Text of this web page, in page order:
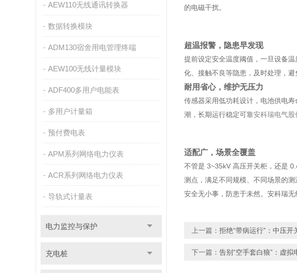
AEW110无线通讯转换器
数据转换模块
ADM130宿舍用电管理终端
AEW100无线计量模块
ADF400多用户电能表
多用户计量箱
预付费电表
APM系列网络电力仪表
ACR系列网络电力仪表
导轨式计量表
电力监控与保护
充电桩
的电磁干扰。
超温报警，隐患早发现
提前设定安全温度阈值，一旦设备
化、接触不良等隐患，及时处理，
耐用省心，维护无压力
传感器采用低功耗设计，电池供电
潮，长期运行稳定可靠安科瑞电气股
适配广，场景全覆盖
不管是 3~35kV 高压开关柜，还是
测点，满足不同规模、不同场景的
安全无小事，防患于未然。安科瑞
上一篇： 拒绝“带病运行”：中压
下一篇： 告别“空手套白狼”：虚